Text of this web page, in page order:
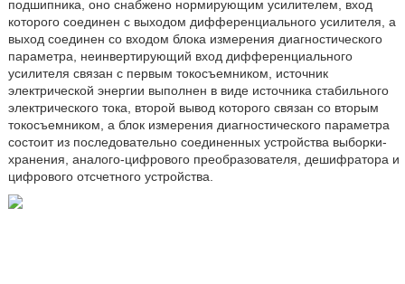
подшипника, оно снабжено нормирующим усилителем, вход
которого соединен с выходом дифференциального усилителя, а
выход соединен со входом блока измерения диагностического
параметра, неинвертирующий вход дифференциального
усилителя связан с первым токосъемником, источник
электрической энергии выполнен в виде источника стабильного
электрического тока, второй вывод которого связан со вторым
токосъемником, а блок измерения диагностического параметра
состоит из последовательно соединенных устройства выборки-
хранения, аналого-цифрового преобразователя, дешифратора и
цифрового отсчетного устройства.